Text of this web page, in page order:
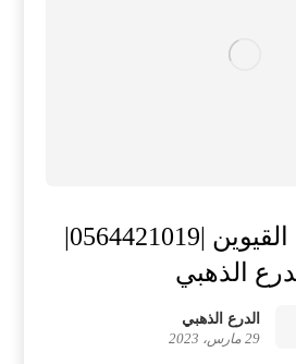
الذهبي
الدرع الذهبي
29 مارس، 2023